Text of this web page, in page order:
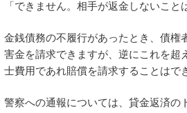
「できません。相手が返金しないこ
金銭債務の不履行があったとき、債権
害金を請求できますが、逆にこれを超
士費用であれ賠償を請求することはで
警察への通報については、貸金返済の